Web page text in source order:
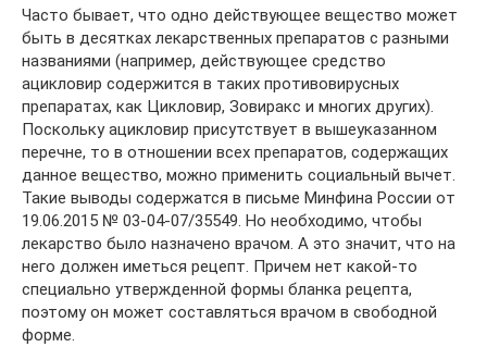
Часто бывает, что одно действующее вещество может
быть в десятках лекарственных препаратов с разными
названиями (например, действующее средство
ацикловир содержится в таких противовирусных
препаратах, как Цикловир, Зовиракс и многих других).
Поскольку ацикловир присутствует в вышеуказанном
перечне, то в отношении всех препаратов, содержащих
данное вещество, можно применить социальный вычет.
Такие выводы содержатся в письме Минфина России от
19.06.2015 № 03-04-07/35549. Но необходимо, чтобы
лекарство было назначено врачом. А это значит, что на
него должен иметься рецепт. Причем нет какой-то
специально утвержденной формы бланка рецепта,
поэтому он может составляться врачом в свободной
форме.